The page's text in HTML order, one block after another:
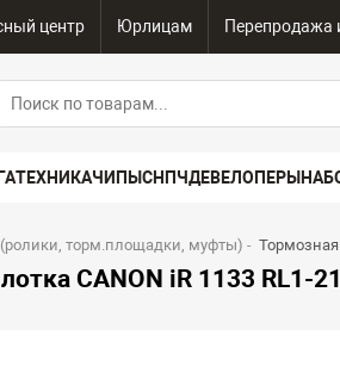
центр Юрлицам Перепродажа
ТЕХНИКАЧИПЫСНПЧДЕВЕЛОПЕРЫ
торм.площадки, муфты) - Тормозная
CANON iR 1133 RL1-